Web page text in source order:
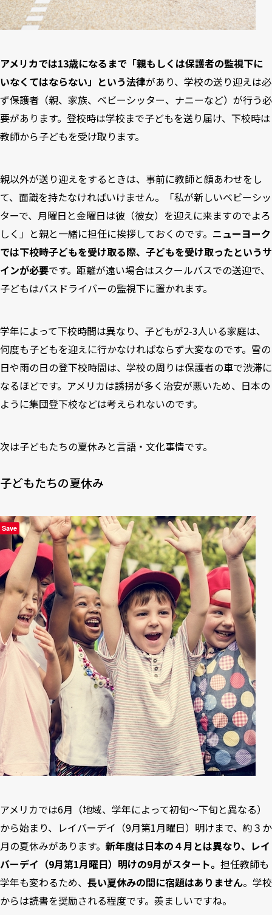
アメリカでは13歳になるまで「親もしくは保護者の監視下に
いなくてはならない」という法律があり、学校の送り迎えは必
ず保護者（親、家族、ベビーシッター、ナニーなど）が行う必
要があります。登校時は学校まで子どもを送り届け、下校時は
教師から子どもを受け取ります。
親以外が送り迎えをするときは、事前に教師と顔あわせをし
て、面識を持たなければいけません。「私が新しいベビーシッ
ターで、月曜日と金曜日は彼（彼女）を迎えに来ますのでよろ
しく」と親と一緒に担任に挨拶しておくのです。 ニューヨーク
では下校時子どもを受け取る際、子どもを受け取ったというサ
インが必要です。距離が遠い場合はスクールバスでの送迎で、
子どもはバスドライバーの監視下に置かれます。
学年によって下校時間は異なり、子どもが2-3人いる家庭は、
何度も子どもを迎えに行かなければならず大変なのです。雪の
日や雨の日の登下校時間は、学校の周りは保護者の車で渋滞に
なるほどです。アメリカは誘拐が多く治安が悪いため、日本の
ように集団登下校などは考えられないのです。
次は子どもたちの夏休みと言語・文化事情です。
子どもたちの夏休み
アメリカでは6月（地域、学年によって初旬〜下旬と異なる）
から始まり、レイバーデイ（9月第1月曜日）明けまで、約３か
月の夏休みがあります。 新年度は日本の４月とは異なり、レイ
バーデイ（9月第1月曜日）明けの9月がスタート。 担任教師も
学年も変わるため、 長い夏休みの間に宿題はありません。学校
からは読書を奨励される程度です。羨ましいですね。
Save